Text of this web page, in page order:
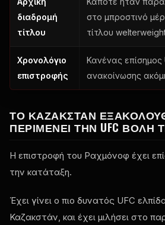
διαδρομή
τίτλου
στο μπροστινό
τίτλου
Χρονολόγιο
επιστροφής
Κανένας επίσημος
ανακοίνωσης
ΤΟ ΚΑΖΑΚΣΤΆΝ
ΠΕΡΙΜΈΝΕΙ ΤΗΝ UFC ΒΟΛΉ
Η επιστροφή του Ραχμόνοφ έχει
την κατάταξη.
Έχει γίνει ο πιο δυνατός UFC
Καζακστάν, και έχει μιλήσει στο